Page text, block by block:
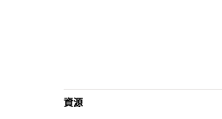
資源